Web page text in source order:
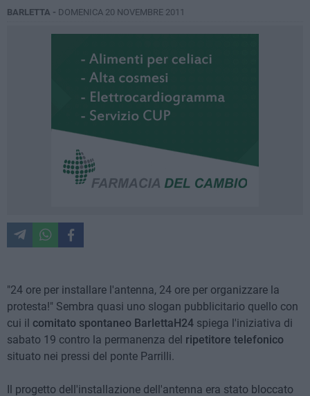
BARLETTA - DOMENICA 20 NOVEMBRE 2011
"24 ore per installare l'antenna, 24 ore per organizzare la
protesta!" Sembra quasi uno slogan pubblicitario quello con
cui il comitato spontaneo BarlettaH24 spiega l'iniziativa di
sabato 19 contro la permanenza del ripetitore telefonico
situato nei pressi del ponte Parrilli.
Il progetto dell'installazione dell'antenna era stato bloccato